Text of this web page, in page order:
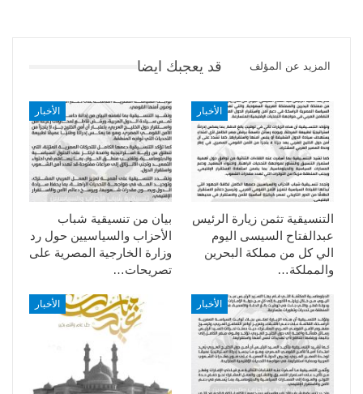
قد يعجبك ايضا المزيد عن المؤلف
الأخبار
بيان من تنسيقية شباب
الأحزاب والسياسيين حول رد
وزارة الخارجية المصرية على
تصريحات…
الأخبار
التنسيقية تثمن زيارة الرئيس
عبدالفتاح السيسى اليوم
الي كل من مملكة البحرين
والمملكة…
الأخبار الأخبار